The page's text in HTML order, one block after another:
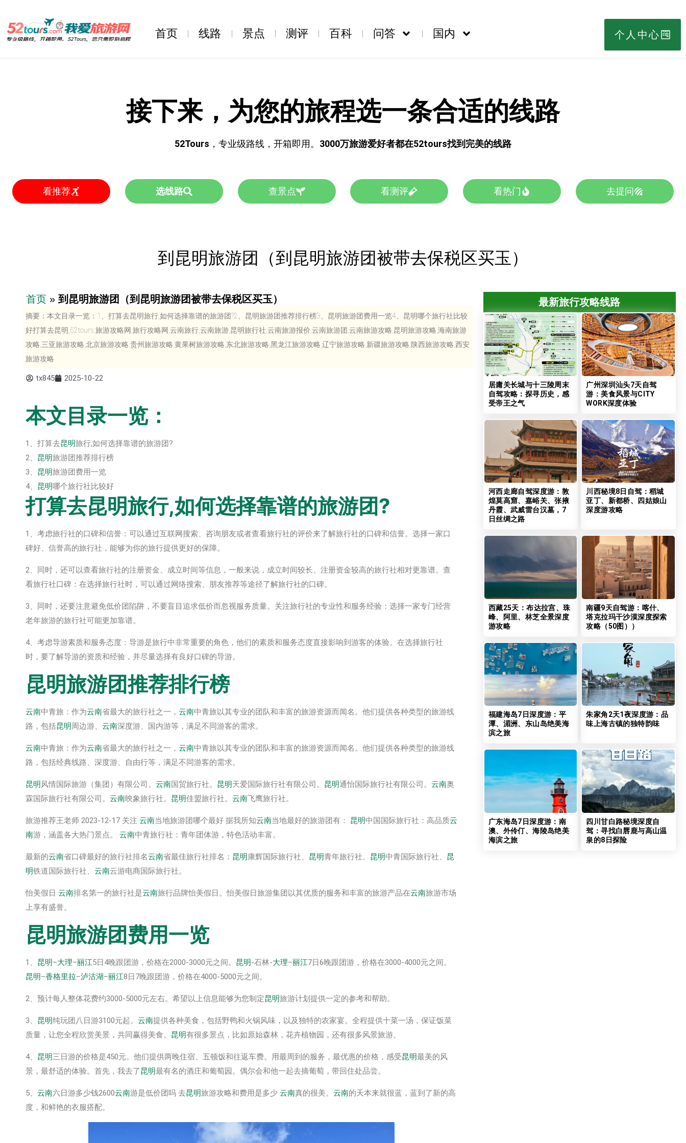
首页 线路 景点 测评 百科 问答 国内 个人中心
接下来，为您的旅程选一条合适的线路
52Tours ，专业级路线，开箱即用。 3000万旅游爱好者都在52tours找到完美的线路
看推荐 选线路 查景点 看测评 看热门 去提问
到昆明旅游团（到昆明旅游团被带去保税区买玉）
首页 » 到昆明旅游团（到昆明旅游团被带去保税区买玉）
摘要：本文目录一览：1、打算去昆明旅行,如何选择靠谱的旅游团?2、昆明旅游团推荐排行榜3、昆明旅游团费用一览4、昆明哪个旅行社比较
好打算去昆明,52tours,旅游攻略网,旅行攻略网,云南旅行,云南旅游,昆明旅行社,云南旅游报价,云南旅游团,云南旅游攻略,昆明旅游攻略,海南旅游
攻略,三亚旅游攻略,北京旅游攻略,贵州旅游攻略,黄果树旅游攻略,东北旅游攻略,黑龙江旅游攻略,辽宁旅游攻略,新疆旅游攻略,陕西旅游攻略,西安
旅游攻略
tx845 2025-10-22
本文目录一览：
1、打算去昆明旅行,如何选择靠谱的旅游团?
2、 昆明旅游团推荐排行榜
3、 昆明旅游团费用一览
4、 昆明哪个旅行社比较好
打算去昆明旅行,如何选择靠谱的旅游团?
1、考虑旅行社的口碑和信誉：可以通过互联网搜索、咨询朋友或者查看旅行社的评价来了解旅行社的口碑和信誉。选择一家口
碑好、信誉高的旅行社，能够为你的旅行提供更好的保障。
2、同时，还可以查看旅行社的注册资金、成立时间等信息，一般来说，成立时间较长、注册资金较高的旅行社相对更靠谱。查
看旅行社口碑：在选择旅行社时，可以通过网络搜索、朋友推荐等途径了解旅行社的口碑。
3、同时，还要注意避免低价团陷阱，不要盲目追求低价而忽视服务质量。关注旅行社的专业性和服务经验：选择一家专门经营
老年旅游的旅行社可能更加靠谱。
4、考虑导游素质和服务态度：导游是旅行中非常重要的角色，他们的素质和服务态度直接影响到游客的体验。在选择旅行社
时，要了解导游的资质和经验，并尽量选择有良好口碑的导游。
昆明旅游团推荐排行榜
云南中青旅：作为云南省最大的旅行社之一， 云南中青旅以其专业的团队和丰富的旅游资源而闻名。他们提供各种类型的旅游线
路，包括昆明周边游、 云南深度游、国内游等，满足不同游客的需求。
云南中青旅：作为云南省最大的旅行社之一， 云南中青旅以其专业的团队和丰富的旅游资源而闻名。他们提供各种类型的旅游线
路，包括经典线路、深度游、自由行等，满足不同游客的需求。
昆明风情国际旅游（集团）有限公司。 云南国贸旅行社。 昆明天爱国际旅行社有限公司。 昆明通怡国际旅行社有限公司。 云南奥
霖国际旅行社有限公司。 云南映象旅行社。 昆明佳盟旅行社。 云南飞鹰旅行社。
旅游推荐王老师 2023-12-17 关注 云南当地旅游团哪个最好 据我所知云南当地最好的旅游团有： 昆明中国国际旅行社：高品质云
南游，涵盖各大热门景点。 云南中青旅行社：青年团体游，特色活动丰富。
最新的云南省口碑最好的旅行社排名云南省最佳旅行社排名： 昆明康辉国际旅行社、 昆明青年旅行社、 昆明中青国际旅行社、 昆
明铁道国际旅行社、 云南云游电商国际旅行社。
怡美假日 云南排名第一的旅行社是云南旅行品牌怡美假日。怡美假日旅游集团以其优质的服务和丰富的旅游产品在云南旅游市场
上享有盛誉。
昆明旅游团费用一览
1、 昆明–大理–丽江5日4晚跟团游，价格在2000-3000元之间。 昆明-石林-大理–丽江7日6晚跟团游，价格在3000-4000元之间。
昆明–香格里拉–泸沽湖–丽江8日7晚跟团游，价格在4000-5000元之间。
2、预计每人整体花费约3000-5000元左右。希望以上信息能够为您制定昆明旅游计划提供一定的参考和帮助。
3、 昆明纯玩团八日游3100元起。 云南提供各种美食，包括野鸭和火锅风味，以及独特的农家宴。全程提供十菜一汤，保证饭菜
质量，让您全程欣赏美景，共同赢得美食。 昆明有很多景点，比如原始森林，花卉植物园，还有很多风景旅游。
4、 昆明三日游的价格是450元。他们提供两晚住宿、五顿饭和往返车费。用最周到的服务，最优惠的价格，感受昆明最美的风
景，最舒适的体验。首先，我去了昆明最有名的酒庄和葡萄园。偶尔会和他一起去摘葡萄，带回住处品尝。
5、 云南六日游多少钱2600云南游是低价团吗 去昆明旅游攻略和费用是多少 云南真的很美。 云南的天本来就很蓝，蓝到了新的高
度，和鲜艳的衣服搭配。
最新旅行攻略线路
居庸关长城与十三陵周末
自驾攻略：探寻历史，感
受帝王之气
广州深圳汕头7天自驾
游：美食风景与CITY
WORK深度体验
河西走廊自驾深度游：敦
煌莫高窟、嘉峪关、张掖
丹霞、武威雷台汉墓，7
日丝绸之路
川西秘境8日自驾：稻城
亚丁、新都桥、四姑娘山
深度游攻略
西藏25天：布达拉宫、珠
峰、阿里、林芝全景深度
游攻略
南疆9天自驾游：喀什、
塔克拉玛干沙漠深度探索
攻略（50图））
福建海岛7日深度游：平
潭、湄洲、东山岛绝美海
滨之旅
朱家角2天1夜深度游：品
味上海古镇的独特韵味
广东海岛7日深度游：南
澳、外伶仃、海陵岛绝美
海滨之旅
四川甘白路秘境深度自
驾：寻找白唇鹿与高山温
泉的8日探险